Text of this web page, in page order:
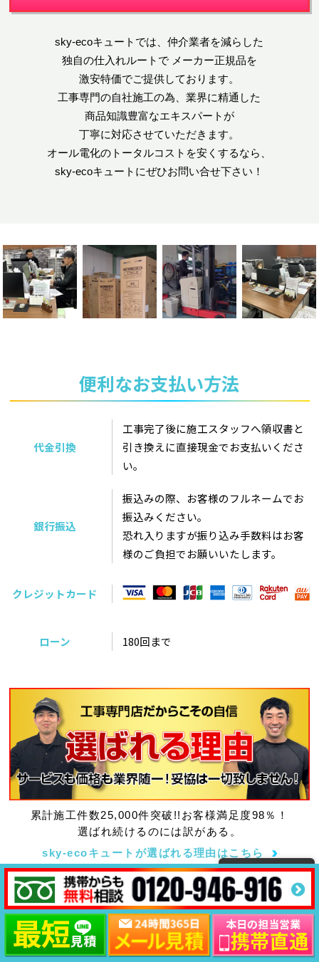
sky-ecoキュートでは、仲介業者を減らした
独自の仕入れルートでメーカー正規品を
激安特価でご提供しております。
工事専門の自社施工の為、業界に精通した
商品知識豊富なエキスパートが
丁寧に対応させていただきます。
オール電化のトータルコストを安くするなら、
sky-ecoキュートにぜひお問い合せ下さい！
便利なお支払い方法
代金引換
工事完了後に施工スタッフへ領収書と
引き換えに直接現金でお支払いくださ
い。
銀行振込
振込みの際、お客様のフルネームでお
振込みください。
恐れ入りますが振り込み手数料はお客
様のご負担でお願いいたします。
クレジットカード
ローン 180回まで
累計施工件数25,000件突破!!お客様満足度98％！
選ばれ続けるのには訳がある。
sky-ecoキュートが選ばれる理由はこちら